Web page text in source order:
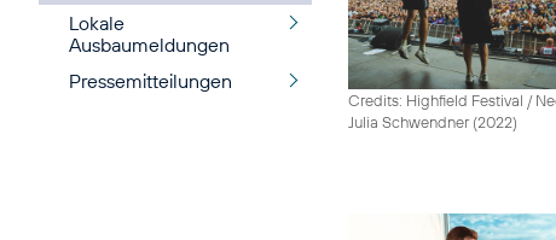
Lokale
Ausbaumeldungen
Pressemitteilungen
Credits: Highfield Festival /
Julia Schwendner (2022)